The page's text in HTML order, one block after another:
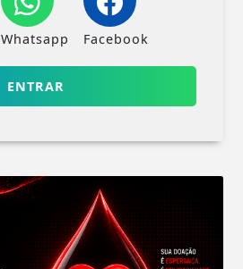
Whatsapp Facebook
ENTRAR